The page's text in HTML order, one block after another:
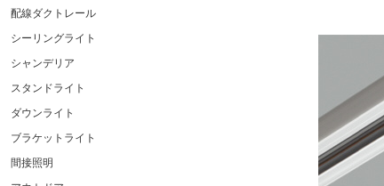
配線ダクトレール
シーリングライト
シャンデリア
スタンドライト
ダウンライト
ブラケットライト
間接照明